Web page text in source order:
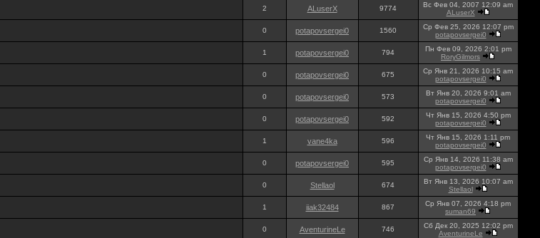
2 ALuserX 9774
Вс Фев 04, 2007 12:09 am
ALuserX
0 potapovsergei0 1560
Ср Фев 25, 2026 12:07 pm
potapovsergei0
1 potapovsergei0 794
Пн Фев 09, 2026 2:01 pm
RoryGilmors
0 potapovsergei0 675
Ср Янв 21, 2026 10:15 am
potapovsergei0
0 potapovsergei0 573
Вт Янв 20, 2026 9:01 am
potapovsergei0
0 potapovsergei0 592
Чт Янв 15, 2026 4:50 pm
potapovsergei0
1 vane4ka 596
Чт Янв 15, 2026 1:11 pm
potapovsergei0
0 potapovsergei0 595
Ср Янв 14, 2026 11:38 am
potapovsergei0
0 Stellaol 674
Вт Янв 13, 2026 10:07 am
Stellaol
1 iiak32484 867
Ср Янв 07, 2026 4:18 pm
suman69
0 AventurineLe 746
Сб Дек 20, 2025 12:02 pm
AventurineLe